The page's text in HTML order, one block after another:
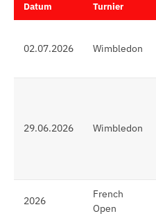
Datum Turnier
02.07.2026 Wimbledon
29.06.2026 Wimbledon
2026
French
Open